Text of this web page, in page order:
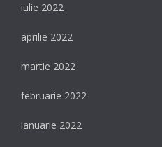
iulie 2022
aprilie 2022
martie 2022
februarie 2022
ianuarie 2022